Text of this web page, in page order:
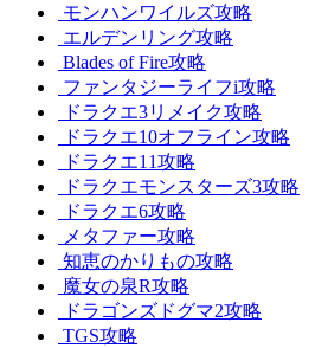
モンハンワイルズ攻略
エルデンリング攻略
Blades of Fire攻略
ファンタジーライフi攻略
ドラクエ3リメイク攻略
ドラクエ10オフライン攻略
ドラクエ11攻略
ドラクエモンスターズ3攻略
ドラクエ6攻略
メタファー攻略
知恵のかりもの攻略
魔女の泉R攻略
ドラゴンズドグマ2攻略
TGS攻略